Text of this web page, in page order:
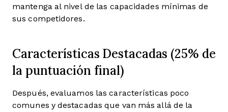
mantenga al nivel de las capacidades mínimas de
sus competidores.
Características Destacadas (25% de
la puntuación final)
Después, evaluamos las características poco
comunes y destacadas que van más allá de la